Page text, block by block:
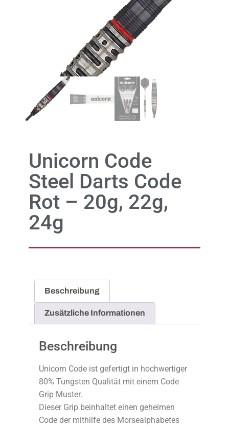
Unicorn Code
Steel Darts Code
Rot – 20g, 22g,
24g
Beschreibung
Zusätzliche Informationen
Beschreibung
Unicorn Code ist gefertigt in hochwertiger
80% Tungsten Qualität mit einem Code
Grip Muster.
Dieser Grip beinhaltet einen geheimen
Code der mithilfe des Morsealphabetes